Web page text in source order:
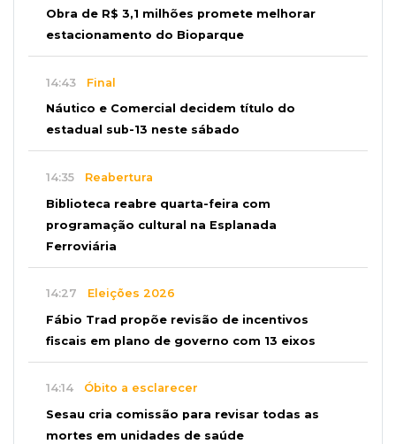
Obra de R$ 3,1 milhões promete melhorar
estacionamento do Bioparque
14:43 Final
Náutico e Comercial decidem título do
estadual sub-13 neste sábado
14:35 Reabertura
Biblioteca reabre quarta-feira com
programação cultural na Esplanada
Ferroviária
14:27 Eleições 2026
Fábio Trad propõe revisão de incentivos
fiscais em plano de governo com 13 eixos
14:14 Óbito a esclarecer
Sesau cria comissão para revisar todas as
mortes em unidades de saúde